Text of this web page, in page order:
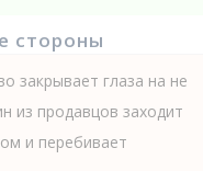
стороны
закрывает глаза на не
из продавцов заходит
и перебивает